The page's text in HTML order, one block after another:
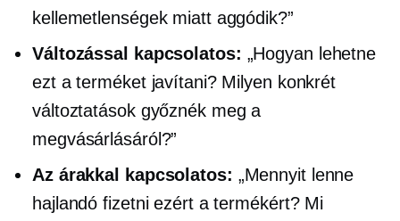
kellemetlenségek miatt aggódik?”
Változással kapcsolatos: „Hogyan lehetne
ezt a terméket javítani? Milyen konkrét
változtatások győznék meg a
megvásárlásáról?”
Az árakkal kapcsolatos: „Mennyit lenne
hajlandó fizetni ezért a termékért? Mi